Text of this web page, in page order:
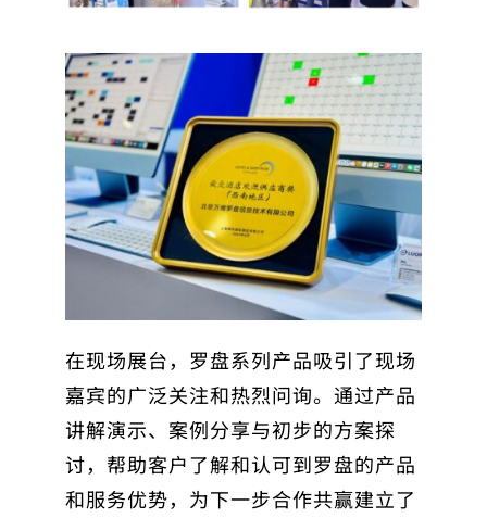
在现场展台，罗盘系列产品吸引了现场
嘉宾的广泛关注和热烈问询。通过产品
讲解演示、案例分享与初步的方案探
讨，帮助客户了解和认可到罗盘的产品
和服务优势，为下一步合作共赢建立了